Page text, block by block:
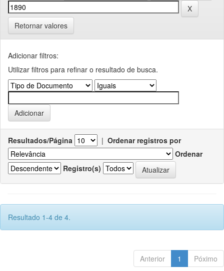
Retornar valores
Adicionar filtros:
Utilizar filtros para refinar o resultado de busca.
Resultados/Página | Ordenar registros por
Ordenar
Registro(s)
Resultado 1-4 de 4.
Anterior 1 Póximo